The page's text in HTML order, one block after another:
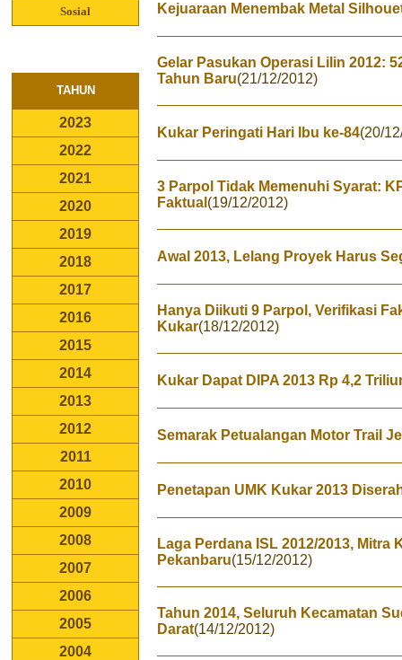
Sosial
TAHUN
2023
2022
2021
2020
2019
2018
2017
2016
2015
2014
2013
2012
2011
2010
2009
2008
2007
2006
2005
2004
Kejuaraan Menembak Metal
Gelar Pasukan Operasi Lilin 2012:
Tahun Baru(21/12/2012)
Kukar Peringati Hari Ibu ke-84(20/
3 Parpol Tidak Memenuhi Syarat:
Faktual (19/12/2012)
Awal 2013, Lelang Proyek Harus
Hanya Diikuti 9 Parpol, Verifikasi
Kukar(18/12/2012)
Kukar Dapat DIPA 2013 Rp 4,2
Semarak Petualangan Motor Trail
Penetapan UMK Kukar 2013
Laga Perdana ISL 2012/2013, Mitra
Pekanbaru(15/12/2012)
Tahun 2014, Seluruh Kecamatan
Darat(14/12/2012)